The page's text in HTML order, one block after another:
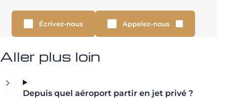
Écrivez-nous Appelez-nous
Aller plus loin
Depuis quel aéroport partir en jet privé ?